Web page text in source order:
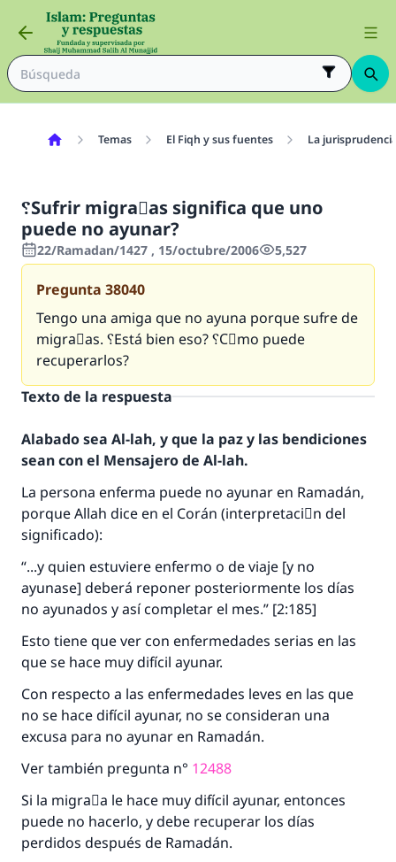
Temas El Fiqh y sus fuentes La
؟Sufrir migraٌas significa que uno
puede no ayunar?
22/Ramadan/1427 , 15/octubre/2006 5,527
Pregunta 38040
Tengo una amiga que no ayuna porque sufre de
migraٌas. ؟Está bien eso? ؟Cَmo puede
recuperarlos?
Texto de la respuesta
Alabado sea Al-lah, y que la paz y las bendiciones
sean con el Mensajero de Al-lah.
La persona enferma puede no ayunar en Ramadán,
porque Allah dice en el Corán (interpretaciَn del
significado):
“...y quien estuviere enfermo o de viaje [y no
ayunase] deberá reponer posteriormente los días
no ayunados y así completar el mes.” [2:185]
Esto tiene que ver con enfermedades serias en las
que se hace muy difícil ayunar.
Con respecto a las enfermedades leves en las que
no se hace difícil ayunar, no se consideran una
excusa para no ayunar en Ramadán.
Ver también pregunta n° 12488
Si la migraٌa le hace muy difícil ayunar, entonces
puede no hacerlo, y debe recuperar los días
perdidos después de Ramadán.
La respuesta no. 110845 salvó un
matrimonio.
Desde la Q hasta la A, su contribución ayuda a
IslamQA.